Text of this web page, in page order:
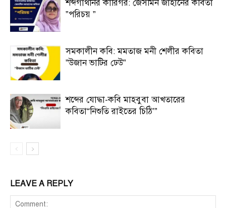
শব্দগাথনির কারিগর: জেসমিন জাহানের কবিতা
”পরিচয় ”
সমকালীন কবি: মমতাজ মনী শেলীর কবিতা
”উজান ভাটির ঢেউ”
শব্দের যোদ্ধা-কবি মাহবুবা আখতারের
কবিতা“নিশুতি রাইতের চিঠি’”
LEAVE A REPLY